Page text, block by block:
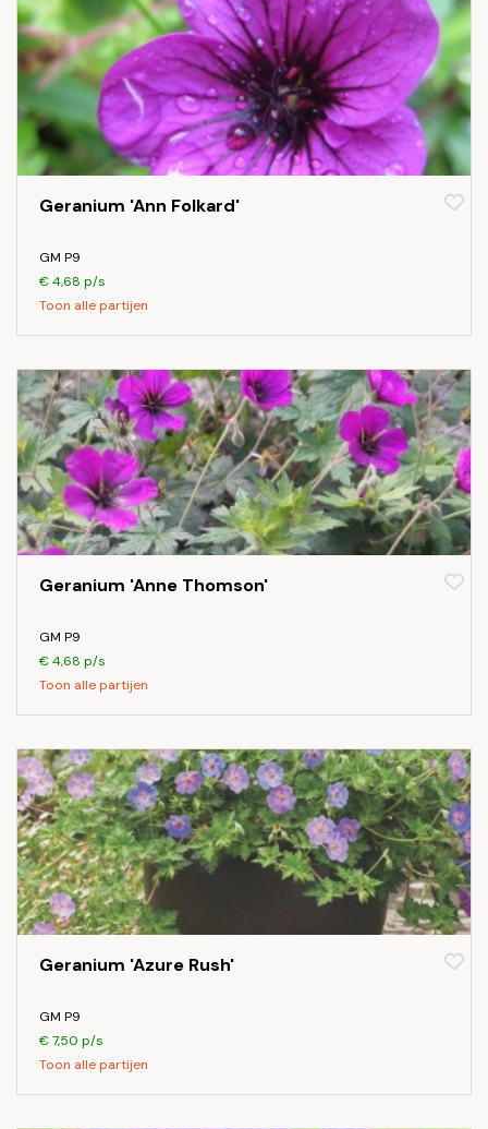
Geranium 'Ann Folkard'
GM P9
€ 4,68 p/s
Toon alle partijen
Geranium 'Anne Thomson'
GM P9
€ 4,68 p/s
Toon alle partijen
Geranium 'Azure Rush'
GM P9
€ 7,50 p/s
Toon alle partijen